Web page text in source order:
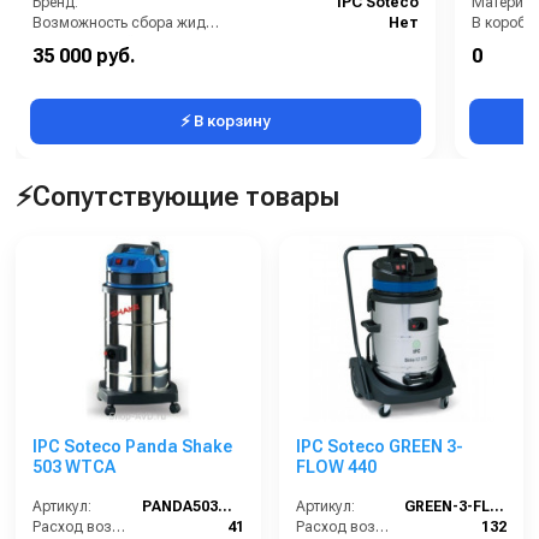
Возможность сбора жидкой грязи:
Нет
Всасывающий шланг (м):
Колено:
35 000 руб.
⚡ В корзину
В
0
⚡Сопутствующие товары
IPC Soteco Panda Shake
503 WTCA
Артикул:
PANDA503WTCA
Расход воздуха (л/сек):
41
IPC Soteco GREEN 3-
FLOW 440
Артикул:
GREEN-3-FLOW-440
Расход воздуха (л/сек):
132